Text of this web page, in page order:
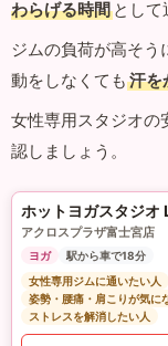
わらげる時間 として
ジムの負荷が高そう
動をしなくても 汗を
女性専用スタジオの
認しましょう。
ホットヨガスタジオ
アクロスプラザ富士宮店
ヨガ
駅から車で18分
女性専用ジムに通いたい人
姿勢・腰痛・肩こりが気に
ストレスを解消したい人